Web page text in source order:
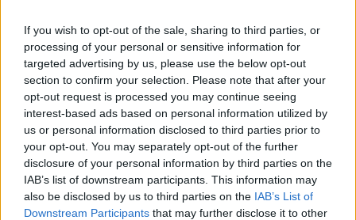
If you wish to opt-out of the sale, sharing to third parties, or
processing of your personal or sensitive information for
targeted advertising by us, please use the below opt-out
section to confirm your selection. Please note that after your
opt-out request is processed you may continue seeing
interest-based ads based on personal information utilized by
us or personal information disclosed to third parties prior to
your opt-out. You may separately opt-out of the further
disclosure of your personal information by third parties on the
IAB’s list of downstream participants. This information may
also be disclosed by us to third parties on the IAB’s List of
Downstream Participants that may further disclose it to other
Chcemy poznać Twoją opinię!
Cześć! 🌟 Chcielibyśmy jako Redakcja Serwisu poznać
Twoją opinię na temat tworzonych przez nas treści:
newsów, porad i artykułów pochodzących spod pióra
lekarzy, a także copywriterów medycznych. ...
SANTEE
Forum:Informacje portalowe